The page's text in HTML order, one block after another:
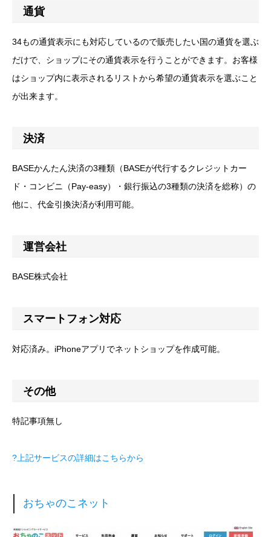
通貨
34もの通貨表示にも対応しているので販売したい国の通貨を選ぶ
だけで、ショップにその通貨表示を行うことができます。お客様
はショップ内に表示されるリストから希望の通貨表示を選ぶこと
が出来ます。
決済
BASEかんたん決済の3種類（BASEが代行するクレジットカー
ド・コンビニ（Pay-easy）・銀行振込の3種類の決済を総称）の
他に、代金引換決済が利用可能。
運営会社
BASE株式会社
スマートフォン対応
対応済み。iPhoneアプリでネットショップを作成可能。
その他
特記事項無し
?上記サービスの詳細はこちらから
おちゃのこネット